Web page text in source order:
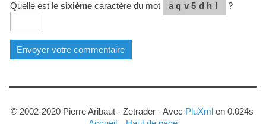
Quelle est le sixièmecaractère du mot aqv5dhl ?
© 2002-2020 Pierre Aribaut - Zetrader - Avec PluXmlen 0.024s